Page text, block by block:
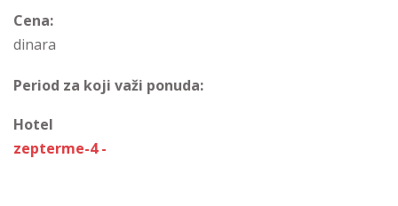
Cena:
dinara
Period za koji važi ponuda:
Hotel
zepterme-4 -